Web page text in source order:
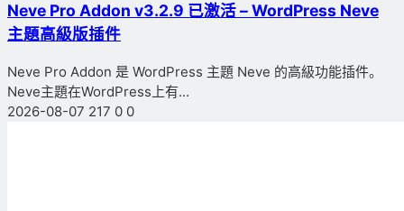
Neve Pro Addon v3.2.9 已激活 – WordPress Neve
主題高級版插件
Neve Pro Addon 是 WordPress 主題 Neve 的高級功能插件。
Neve主題在WordPress上有...
2026-08-07 217 0 0